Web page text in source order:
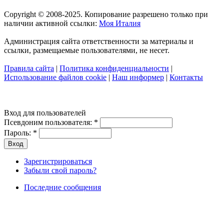
Copyright © 2008-2025. Копирование разрешено только при
наличии активной ссылки: Моя Италия
Администрация сайта ответственности за материалы и
ссылки, размещаемые пользователями, не несет.
Правила сайта | Политика конфиденциальности |
Использование файлов cookie | Наш информер | Контакты
Вход для пользователей
Псевдоним пользователя: *
Пароль: *
Зарегистрироваться
Забыли свой пароль?
Последние сообщения